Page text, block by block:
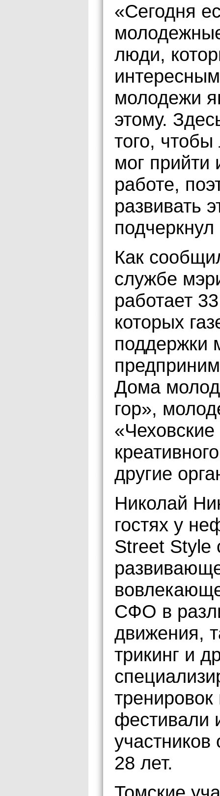
«Сегодня
люди,
молодежи
этому.
того,
мог прийти
работе,
развивать
Как
службе
работает
которых
поддержки
Дома
гор»,
другие
Николай
гостях у
Street Style
СФО в
движения,
трикинг и
фестивали
28 лет.